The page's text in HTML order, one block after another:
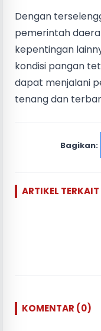
Dengan
pemerintah
kepentingan
kondisi pangan
dapat menjalani
tenang dan
Bagikan:
ARTIKEL TERKAIT
KOMENTAR (0)